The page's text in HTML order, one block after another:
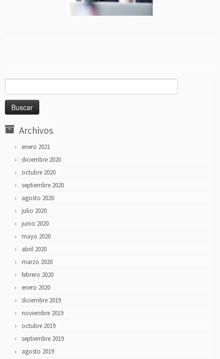
Archivos
enero 2021
diciembre 2020
octubre 2020
septiembre 2020
agosto 2020
julio 2020
junio 2020
mayo 2020
abril 2020
marzo 2020
febrero 2020
enero 2020
diciembre 2019
noviembre 2019
octubre 2019
septiembre 2019
agosto 2019